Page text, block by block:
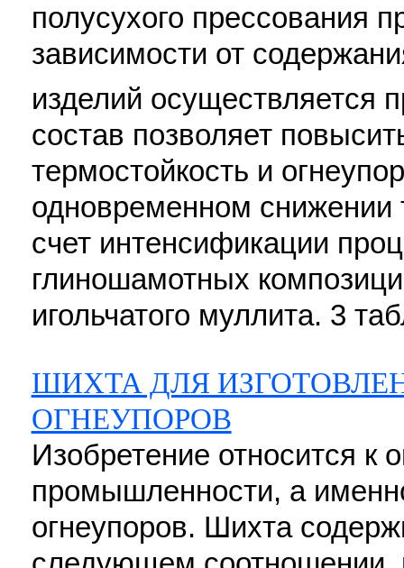
полусухого прессования
зависимости от
изделий осуществляется
состав позволяет
термостойкость и
одновременном снижении
счет интенсификации
глиношамотных
игольчатого муллита. 3
ШИХТА ДЛЯ
ОГНЕУПОРОВ
Изобретение относится к
промышленности, а
огнеупоров. Шихта